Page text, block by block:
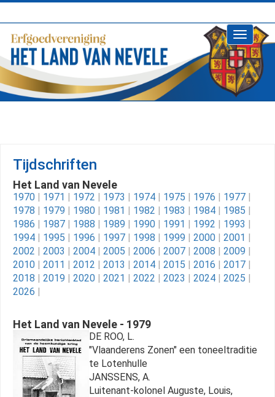
Toggle
Tijdschriften
Het Land van Nevele
1970 | 1971 | 1972 | 1973 | 1974 | 1975 | 1976 | 1977 |
1978 | 1979 | 1980 | 1981 | 1982 | 1983 | 1984 | 1985 |
1986 | 1987 | 1988 | 1989 | 1990 | 1991 | 1992 | 1993 |
1994 | 1995 | 1996 | 1997 | 1998 | 1999 | 2000 | 2001 |
2002 | 2003 | 2004 | 2005 | 2006 | 2007 | 2008 | 2009 |
2010 | 2011 | 2012 | 2013 | 2014 | 2015 | 2016 | 2017 |
2018 | 2019 | 2020 | 2021 | 2022 | 2023 | 2024 | 2025 |
2026 |
Het Land van Nevele - 1979
DE ROO, L.
"Vlaanderens Zonen" een toneeltraditie
te Lotenhulle
JANSSENS, A.
Luitenant-kolonel Auguste, Louis,